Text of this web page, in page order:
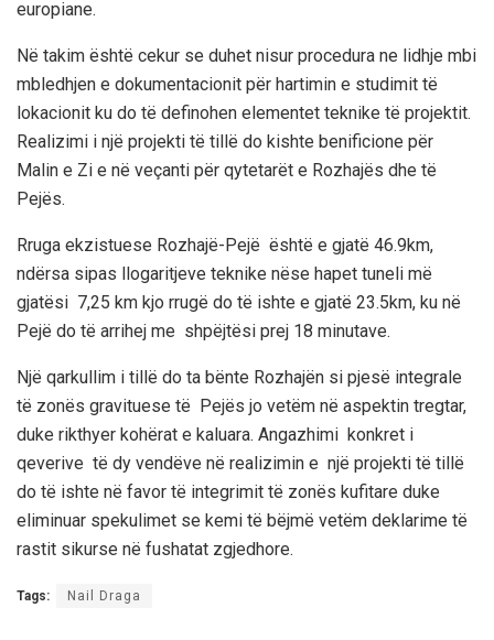
europiane.
Në takim është cekur se duhet nisur procedura ne lidhje mbi
mbledhjen e dokumentacionit për hartimin e studimit të
lokacionit ku do të definohen elementet teknike të projektit.
Realizimi i një projekti të tillë do kishte benificione për
Malin e Zi e në veçanti për qytetarët e Rozhajës dhe të
Pejës.
Rruga ekzistuese Rozhajë-Pejë është e gjatë 46.9km,
ndërsa sipas llogaritjeve teknike nëse hapet tuneli më
gjatësi 7,25 km kjo rrugë do të ishte e gjatë 23.5km, ku në
Pejë do të arrihej me shpëjtësi prej 18 minutave.
Një qarkullim i tillë do ta bënte Rozhajën si pjesë integrale
të zonës gravituese të Pejës jo vetëm në aspektin tregtar,
duke rikthyer kohërat e kaluara. Angazhimi konkret i
qeverive të dy vendëve në realizimin e një projekti të tillë
do të ishte në favor të integrimit të zonës kufitare duke
eliminuar spekulimet se kemi të bëjmë vetëm deklarime të
rastit sikurse në fushatat zgjedhore.
Tags: Nail Draga